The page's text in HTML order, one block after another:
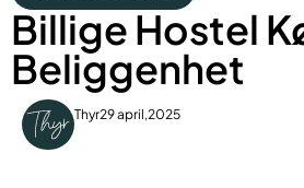
Billige Hostel
Beliggenhet
Thyr29 april,2025